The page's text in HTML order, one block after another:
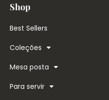
Shop
Best Sellers
Coleções
Mesa posta
Para servir